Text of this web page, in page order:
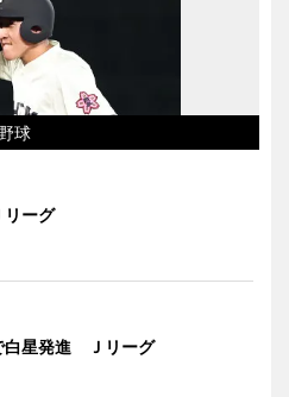
球
ーグ
白星発進 Ｊリーグ